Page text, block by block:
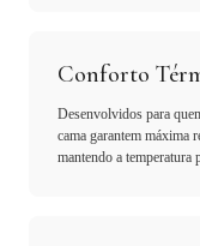
Conforto
Desenvolvidos para
cama garantem máxima
mantendo a temperatura